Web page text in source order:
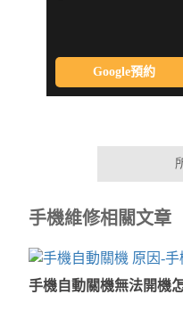
Google預約
手機維修相關文章
手機自動關機無法開機